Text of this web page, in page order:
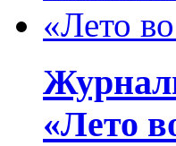
«Лето